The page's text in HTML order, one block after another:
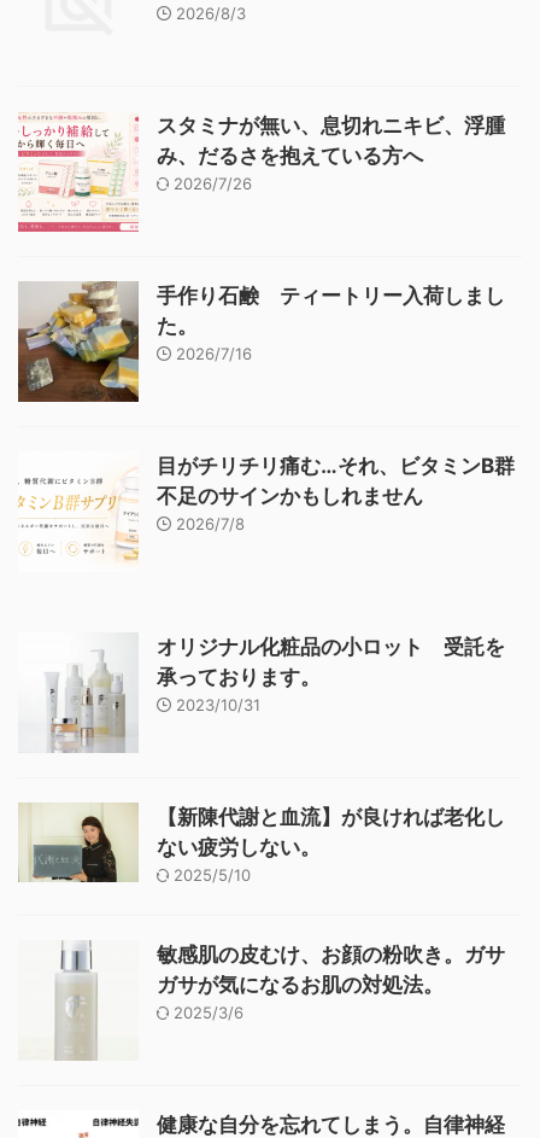
2026/8/3
スタミナが無い、息切れニキビ、浮腫
み、だるさを抱えている方へ
2026/7/26
手作り石鹸 ティートリー入荷しまし
た。
2026/7/16
目がチリチリ痛む…それ、ビタミンB群
不足のサインかもしれません
2026/7/8
オリジナル化粧品の小ロット 受託を
承っております。
2023/10/31
【新陳代謝と血流】が良ければ老化し
ない疲労しない。
2025/5/10
敏感肌の皮むけ、お顔の粉吹き。ガサ
ガサが気になるお肌の対処法。
2025/3/6
健康な自分を忘れてしまう。自律神経